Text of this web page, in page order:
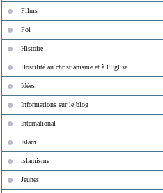
Films
Foi
Histoire
Hostilité au christianisme et à l'Eglise
Idées
Informations sur le blog
International
Islam
islamisme
Jeunes